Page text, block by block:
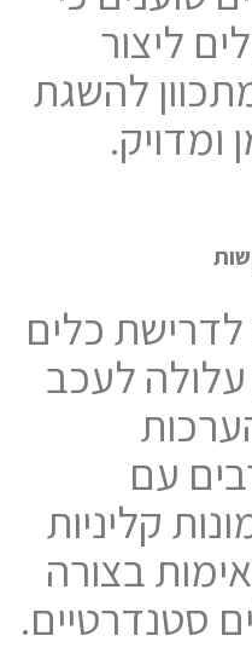
ליצור
להשגת
ומדויק.
כלים
עלולה לעכב
עם
קליניות
בצורה
סטנדרטיים.